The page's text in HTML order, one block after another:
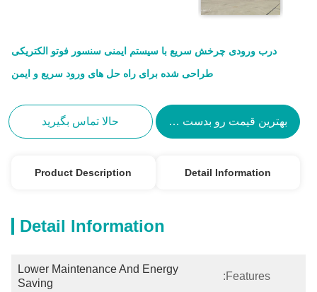
درب ورودی چرخش سریع با سیستم ایمنی سنسور فوتو الکتریکی
طراحی شده برای راه حل های ورود سریع و ایمن
بهترین قیمت رو بدست بیار حالا تماس بگیرید
Detail Information
Product Description
Detail Information
Features:
Lower Maintenance And Energy
Saving